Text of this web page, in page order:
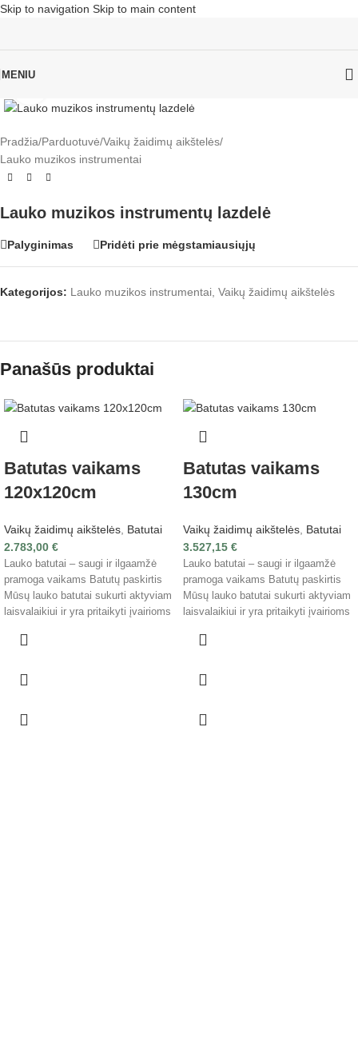
Skip to navigation Skip to main content
MENIU
Pradžia/Parduotuvė/Vaikų žaidimų aikštelės/
Lauko muzikos instrumentai
Lauko muzikos instrumentų lazdelė
Palyginimas Pridėti prie mėgstamiausiųjų
Kategorijos: Lauko muzikos instrumentai, Vaikų žaidimų aikštelės
Panašūs produktai
Batutas vaikams
120x120cm
Vaikų žaidimų aikštelės Batutai
2.783,00 €
Lauko batutai – saugi ir ilgaamžė
pramoga vaikams Batutų paskirtis
Mūsų lauko batutai sukurti aktyviam
laisvalaikiui ir yra pritaikyti įvairioms
Batutas vaikams
130cm
Vaikų žaidimų aikštelės Batutai
3.527,15 €
Lauko batutai – saugi ir ilgaamžė
pramoga vaikams Batutų paskirtis
Mūsų lauko batutai sukurti aktyviam
laisvalaikiui ir yra pritaikyti įvairioms